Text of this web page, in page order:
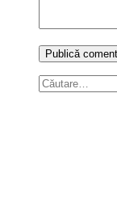
Caută
după: